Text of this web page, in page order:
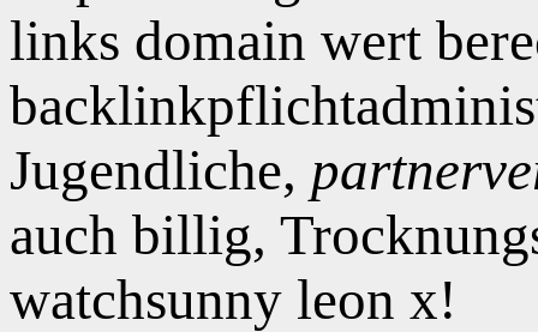
links domain wert
Jugendliche,
auch billig,
watchsunny leon x!